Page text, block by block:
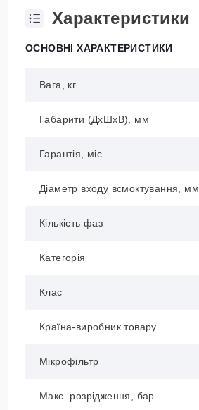
Характеристики
ОСНОВНІ ХАРАКТЕРИСТИКИ
Вага, кг
Габарити (ДхШхВ), мм
Гарантія, міс
Діаметр входу всмоктування, мм
Кількість фаз
Категорія
Клас
Країна-виробник товару
Мікрофільтр
Макс. розрідження, бар